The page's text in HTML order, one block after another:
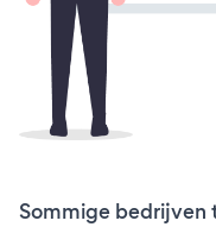
Sommige bedrijven